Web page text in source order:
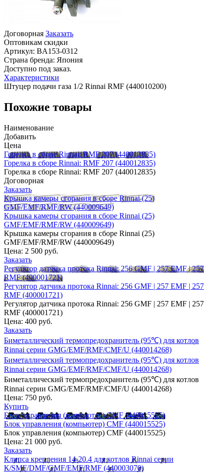
Договорная Заказать
Оптовикам скидки
Артикул: BA153-0312
Страна бренда: Япония
Доступно под заказ.
Характеристики
Штуцер подачи газа 1/2 Rinnai RMF (440010200)
Похожие товары
Наименование
Добавить
Цена
Горелка в сборе Rinnai: RMF 207 (440012835)
Горелка в сборе Rinnai: RMF 207 (440012835)
Горелка в сборе Rinnai: RMF 207 (440012835)
Договорная
Заказать
Крышка камеры сгорания в сборе Rinnai (25)
GMF/EMF/RMF/RW (440009649)
Крышка камеры сгорания в сборе Rinnai (25)
GMF/EMF/RMF/RW (440009649)
Крышка камеры сгорания в сборе Rinnai (25)
GMF/EMF/RMF/RW (440009649)
Цена: 2 500 руб.
Заказать
Регулятор датчика протока Rinnai: 256 GMF | 257 EMF | 257
RMF (400001721)
Регулятор датчика протока Rinnai: 256 GMF | 257 EMF | 257
RMF (400001721)
Регулятор датчика протока Rinnai: 256 GMF | 257 EMF | 257
RMF (400001721)
Цена: 400 руб.
Заказать
Биметаллический термопредохранитель (95℃) для котлов
Rinnai серии GMG/EMF/RMF/CMF/U (440014268)
Биметаллический термопредохранитель (95℃) для котлов
Rinnai серии GMG/EMF/RMF/CMF/U (440014268)
Биметаллический термопредохранитель (95℃) для котлов
Rinnai серии GMG/EMF/RMF/CMF/U (440014268)
Цена: 750 руб.
Купить
Блок управления (компьютер) CMF (440015525)
Блок управления (компьютер) CMF (440015525)
Блок управления (компьютер) CMF (440015525)
Цена: 21 000 руб.
Заказать
Клипса крепления 14-20.4 для котлов Rinnai серии
К/SMF/DMF/GMF/EMF/RMF (440003070)